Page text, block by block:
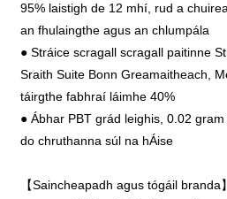
95% laistigh de 12 mhí, rud a
an fhulaingthe agus an chlumpála
● Stráice scragall scragall paitinne
Sraith Suite Bonn Greamaitheach,
táirgthe fabhraí láimhe 40%
● Ábhar PBT grád leighis, 0.02
do chruthanna súl na hÁise
【Saincheapadh agus tógáil branda】